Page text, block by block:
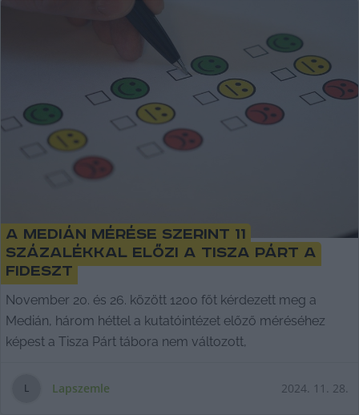
A Medián mérése szerint 11
százalékkal előzi a Tisza Párt a
Fideszt
November 20. és 26. között 1200 főt kérdezett meg a
Medián, három héttel a kutatóintézet előző méréséhez
képest a Tisza Párt tábora nem változott,
L Lapszemle 2024. 11. 28.